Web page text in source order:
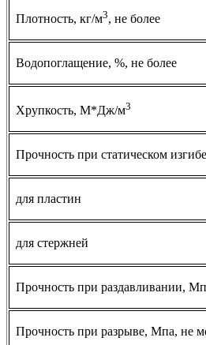
Плотность, кг/м3, не более
Водопоглащение, %, не более
Хрупкость, М*Дж/м3
Прочность при статическом
для пластин
для стержней
Прочность при раздавливании,
Прочность при разрыве, Мпа, не